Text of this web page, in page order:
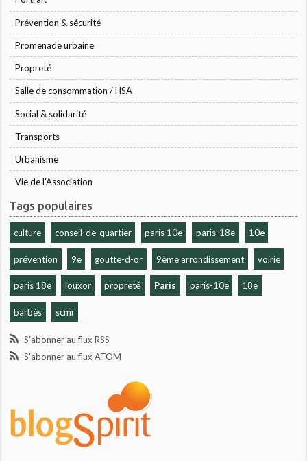
Prévention & sécurité
Promenade urbaine
Propreté
Salle de consommation / HSA
Social & solidarité
Transports
Urbanisme
Vie de l'Association
Tags populaires
culture conseil-de-quartier paris 10e paris-18e 10e
prévention 9e goutte-d-or 9ème arrondissement voirie
paris 18e louxor propreté Paris paris-10e 18e
barbès scmr
S'abonner au flux RSS
S'abonner au flux ATOM